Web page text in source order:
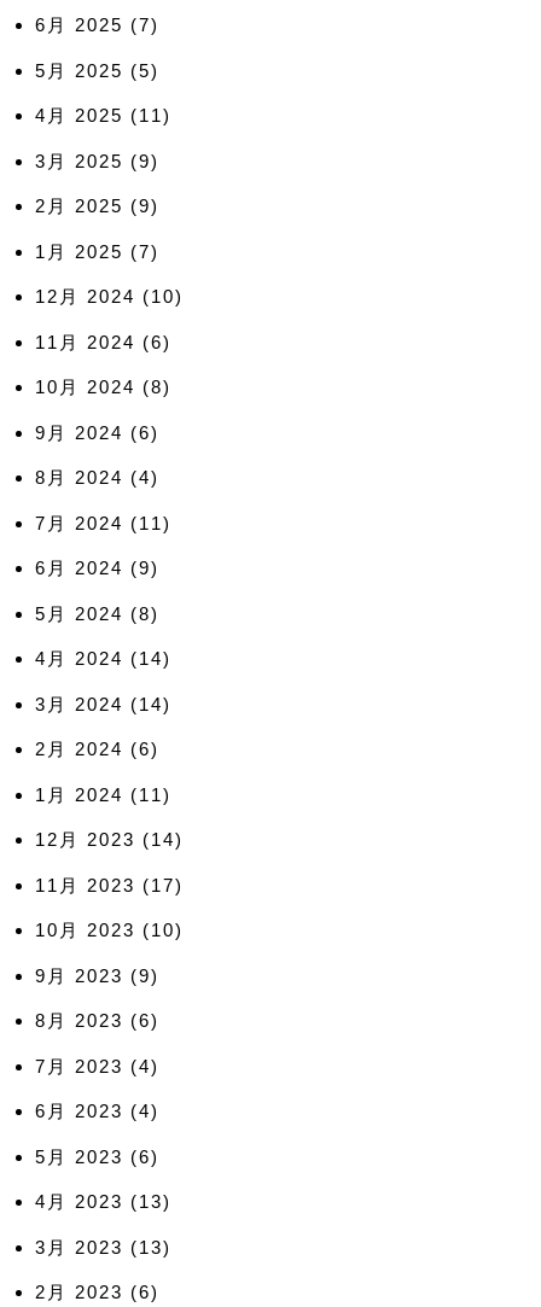
6月 2025 (7)
5月 2025 (5)
4月 2025 (11)
3月 2025 (9)
2月 2025 (9)
1月 2025 (7)
12月 2024 (10)
11月 2024 (6)
10月 2024 (8)
9月 2024 (6)
8月 2024 (4)
7月 2024 (11)
6月 2024 (9)
5月 2024 (8)
4月 2024 (14)
3月 2024 (14)
2月 2024 (6)
1月 2024 (11)
12月 2023 (14)
11月 2023 (17)
10月 2023 (10)
9月 2023 (9)
8月 2023 (6)
7月 2023 (4)
6月 2023 (4)
5月 2023 (6)
4月 2023 (13)
3月 2023 (13)
2月 2023 (6)